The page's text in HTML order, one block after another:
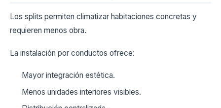
Los splits permiten climatizar habitaciones concretas y
requieren menos obra.
La instalación por conductos ofrece:
Mayor integración estética.
Menos unidades interiores visibles.